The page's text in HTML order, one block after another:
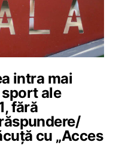
intra mai
ale
fără
cu „Acces